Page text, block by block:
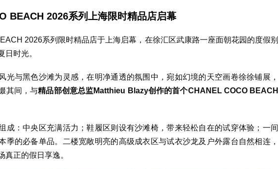
BEACH 2026系列上海限时精品店启幕
2026系列限时精品店于上海启幕， 在徐汇区武康路一座面朝花园的度假别
日时光。
光与黑色沙滩为灵感，在明净通透的氛围中，宛如幻境的天空画卷徐徐铺展，
其间，与精品部创意总监Matthieu Blazy创作的首个CHANEL COCO BEACH
成：中央区充满活力；鞋履区则设有沙滩椅，带来轻松自在的试穿体验；一间
季的必备单品。二楼宽敞明亮的高级成衣区与试衣沙龙及户外露台自然相连，
真正的假日享逸。